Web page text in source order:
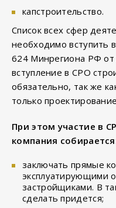
капстроительство.
Список всех сфер
необходимо вступить
624 Минрегиона РФ
вступление в СРО
обязательно, так же
только
При этом участие в
компания
заключать прямые
эксплуатирующими
застройщиками. В
сделать придется;